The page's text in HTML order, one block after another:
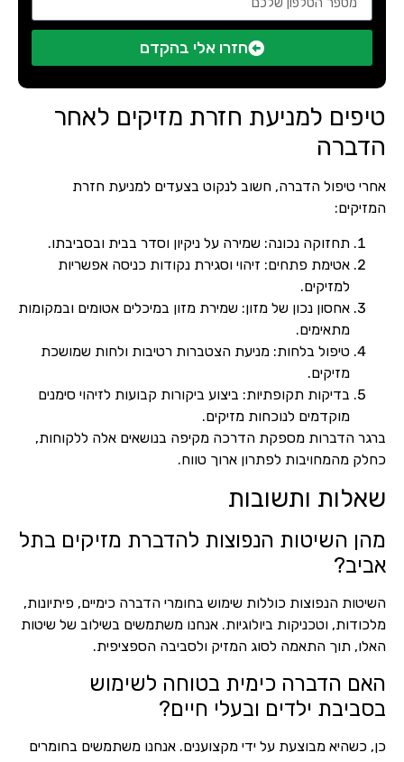
חזרו אלי בהקדם
טיפים למניעת חזרת מזיקים לאחר
הדברה
אחרי טיפול הדברה, חשוב לנקוט בצעדים למניעת חזרת
המזיקים:
תחזוקה נכונה: שמירה על ניקיון וסדר בבית ובסביבתו.
אטימת פתחים: זיהוי וסגירת נקודות כניסה אפשריות
למזיקים.
אחסון נכון של מזון: שמירת מזון במיכלים אטומים ובמקומות
מתאימים.
טיפול בלחות: מניעת הצטברות רטיבות ולחות שמושכת
מזיקים.
בדיקות תקופתיות: ביצוע ביקורות קבועות לזיהוי סימנים
מוקדמים לנוכחות מזיקים.
ברגר הדברות מספקת הדרכה מקיפה בנושאים אלה ללקוחות,
כחלק מהמחויבות לפתרון ארוך טווח.
שאלות ותשובות
מהן השיטות הנפוצות להדברת מזיקים בתל
אביב?
השיטות הנפוצות כוללות שימוש בחומרי הדברה כימיים, פיתיונות,
מלכודות, וטכניקות ביולוגיות. אנחנו משתמשים בשילוב של שיטות
האלו, תוך התאמה לסוג המזיק ולסביבה הספציפית.
האם הדברה כימית בטוחה לשימוש
בסביבת ילדים ובעלי חיים?
כן, כשהיא מבוצעת על ידי מקצוענים. אנחנו משתמשים בחומרים